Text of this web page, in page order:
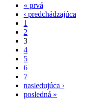
« prvá
‹ predchádzajúca
1
2
3
4
5
6
7
nasledujúca ›
posledná »